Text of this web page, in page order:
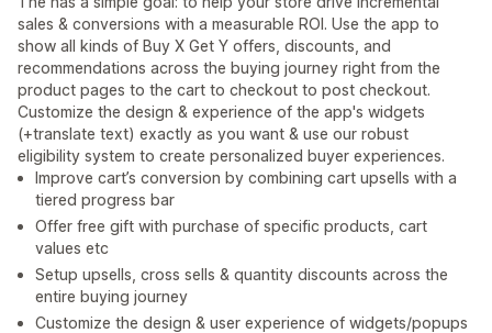
sales & conversions with a measurable ROI. Use the app to
show all kinds of Buy X Get Y offers, discounts, and
recommendations across the buying journey right from the
product pages to the cart to checkout to post checkout.
Customize the design & experience of the app's widgets
(+translate text) exactly as you want & use our robust
eligibility system to create personalized buyer experiences.
Improve cart’s conversion by combining cart upsells with a
tiered progress bar
Offer free gift with purchase of specific products, cart
values etc
Setup upsells, cross sells & quantity discounts across the
entire buying journey
Customize the design & user experience of widgets/popups